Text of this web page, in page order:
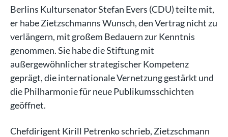
Berlins Kultursenator Stefan Evers (CDU) teilte mit,
er habe Zietzschmanns Wunsch, den Vertrag nicht zu
verlängern, mit großem Bedauern zur Kenntnis
genommen. Sie habe die Stiftung mit
außergewöhnlicher strategischer Kompetenz
geprägt, die internationale Vernetzung gestärkt und
die Philharmonie für neue Publikumsschichten
geöffnet.
Chefdirigent Kirill Petrenko schrieb, Zietzschmann